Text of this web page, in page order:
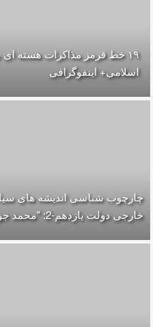
۱۹ خط قرمز مذاکرات هسته
اسلامی+ اینفوگرافی
چارچوب شناسی اندیشه های
خارجی دولت یازدهم-2: "محمد جواد ظریف"